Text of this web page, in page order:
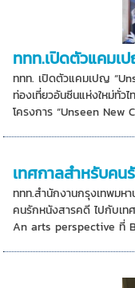
ททท.เปิดตัวแคมเ
ททท. เปิดตัวแคมเปญ
ท่องเที่ยวอันซีนแห่งใหม่ทั่ว
โครงการ “Unseen New
เทศกาลสำหรับคน
ททท.สำนักงานกรุงเทพมห
คนรักหนังสารคดี ไปกับเ
An arts perspective ที่